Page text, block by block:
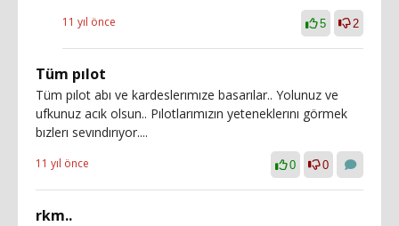
11 yıl önce 5 2
Tüm pılot
Tüm pılot abı ve kardeslerımıze basarılar.. Yolunuz ve
ufkunuz acık olsun.. Pılotlarımızın yeteneklerını görmek
bızlerı sevındırıyor....
11 yıl önce 0 0
rkm..